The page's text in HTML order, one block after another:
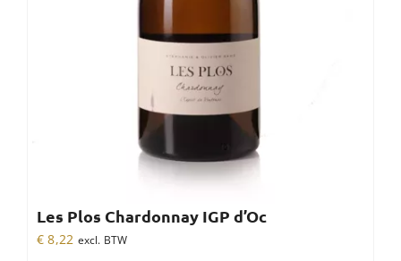
Les Plos Chardonnay IGP d’Oc
€ 8,22 excl. BTW